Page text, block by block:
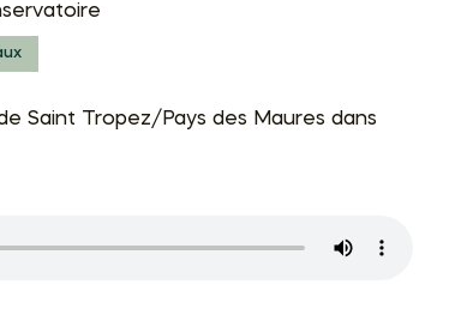
Saint Tropez/Pays des Maures dans